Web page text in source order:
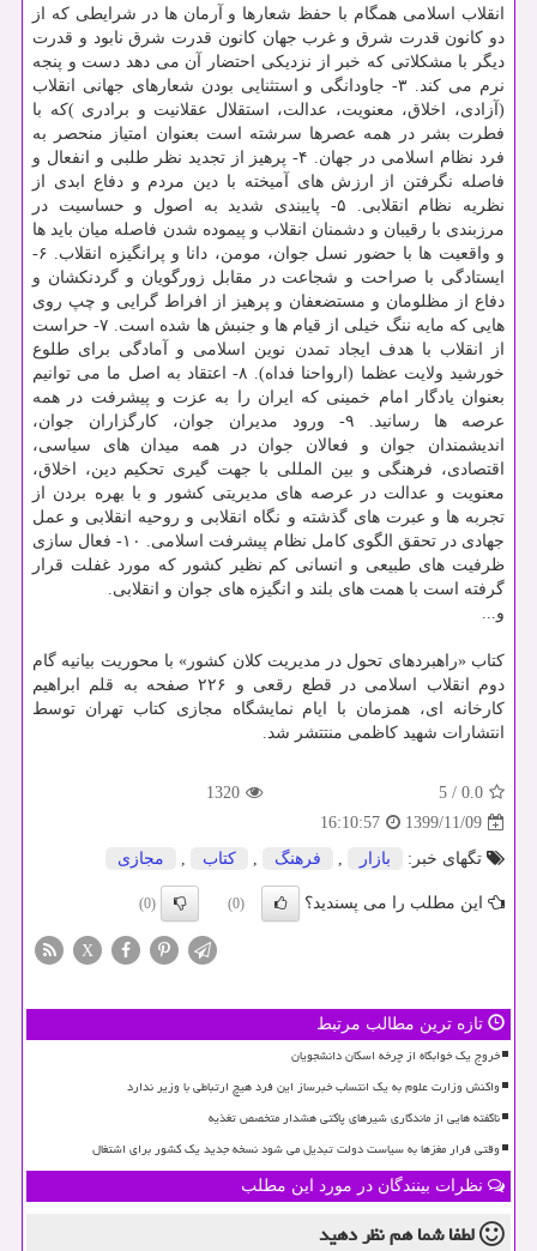
انقلاب اسلامی همگام با حفظ شعارها و آرمان ها در شرایطی که از
دو کانون قدرت شرق و غرب جهان کانون قدرت شرق نابود و قدرت
دیگر با مشکلاتی که خبر از نزدیکی احتضار آن می دهد دست و پنجه
نرم می کند. ۳- جاودانگی و استثنایی بودن شعارهای جهانی انقلاب
(آزادی، اخلاق، معنویت، عدالت، استقلال عقلانیت و برادری )که با
فطرت بشر در همه عصرها سرشته است بعنوان امتیاز منحصر به
فرد نظام اسلامی در جهان. ۴- پرهیز از تجدید نظر طلبی و انفعال و
فاصله نگرفتن از ارزش های آمیخته با دین مردم و دفاع ابدی از
نظریه نظام انقلابی. ۵- پایبندی شدید به اصول و حساسیت در
مرزبندی با رقیبان و دشمنان انقلاب و پیموده شدن فاصله میان باید ها
و واقعیت ها با حضور نسل جوان، مومن، دانا و پرانگیزه انقلاب. ۶-
ایستادگی با صراحت و شجاعت در مقابل زورگویان و گردنکشان و
دفاع از مظلومان و مستضعفان و پرهیز از افراط گرایی و چپ روی
هایی که مایه ننگ خیلی از قیام ها و جنبش ها شده است. ۷- حراست
از انقلاب با هدف ایجاد تمدن نوین اسلامی و آمادگی برای طلوع
خورشید ولایت عظما (ارواحنا فداه). ۸- اعتقاد به اصل ما می توانیم
بعنوان یادگار امام خمینی که ایران را به عزت و پیشرفت در همه
عرصه ها رسانید. ۹- ورود مدیران جوان، کارگزاران جوان،
اندیشمندان جوان و فعالان جوان در همه میدان های سیاسی،
اقتصادی، فرهنگی و بین المللی با جهت گیری تحکیم دین، اخلاق،
معنویت و عدالت در عرصه های مدیریتی کشور و با بهره بردن از
تجربه ها و عبرت های گذشته و نگاه انقلابی و روحیه انقلابی و عمل
جهادی در تحقق الگوی کامل نظام پیشرفت اسلامی. ۱۰- فعال سازی
ظرفیت های طبیعی و انسانی کم نظیر کشور که مورد غفلت قرار
گرفته است با همت های بلند و انگیزه های جوان و انقلابی.
و...
کتاب «راهبردهای تحول در مدیریت کلان کشور» با محوریت بیانیه گام
دوم انقلاب اسلامی در قطع رقعی و ۲۲۶ صفحه به قلم ابراهیم
کارخانه ای، همزمان با ایام نمایشگاه مجازی کتاب تهران توسط
انتشارات شهید کاظمی منتتشر شد.
0.0
/
5
1320
1399/11/09
16:10:57
تگهای خبر:
بازار , فرهنگ , كتاب , مجازی
این مطلب را می پسندید؟ (0)
(0)
X
تازه ترین مطالب مرتبط
خروج یک خوابگاه از چرخه اسکان دانشجویان
واکنش وزارت علوم به یک انتساب خبرساز این فرد هیچ ارتباطی با وزیر ندارد
ناگفته هایی از ماندگاری شیرهای پاکتی هشدار متخصص تغذیه
وقتی فرار مغزها به سیاست دولت تبدیل می شود نسخه جدید یک کشور برای اشتغال
نظرات بینندگان در مورد این مطلب
لطفا شما همنظر دهید